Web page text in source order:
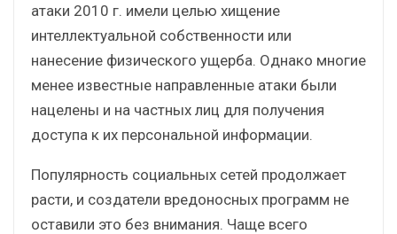
атаки 2010 г. имели целью хищение
интеллектуальной собственности или
нанесение физического ущерба. Однако многие
менее известные направленные атаки были
нацелены и на частных лиц для получения
доступа к их персональной информации.
Популярность социальных сетей продолжает
расти, и создатели вредоносных программ не
оставили это без внимания. Чаще всего